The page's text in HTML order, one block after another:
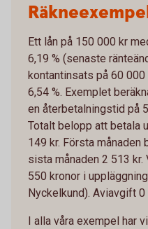
Ett lån på 150 000 kr
6,19 % (senaste
kontantinsats på 60
6,54 %. Exemplet
en återbetalningstid på
Totalt belopp att betala
149 kr. Första månaden
sista månaden 2 513
550 kronor i
Nyckelkund). Aviavgift
I alla våra exempel har